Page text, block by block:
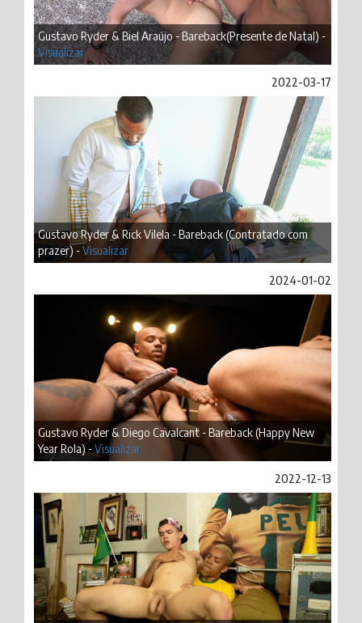
Gustavo Ryder & Biel Araújo - Bareback(Presente de Natal) -
Visualizar
2022-03-17
Gustavo Ryder & Rick Vilela - Bareback (Contratado com
prazer) -Visualizar
2024-01-02
Gustavo Ryder & Diego Cavalcant - Bareback (Happy New
Year Rola) -Visualizar
2022-12-13